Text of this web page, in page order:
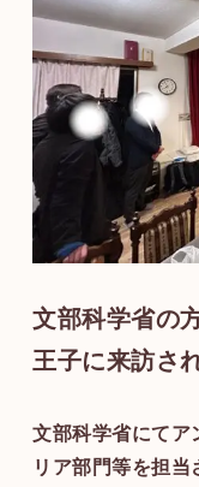
文部科学省の
王子に来訪さ
文部科学省にてア
リア部門等を担